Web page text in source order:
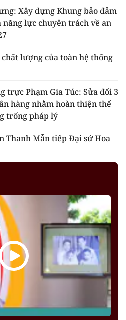
Xây dựng Khung bảo đảm
năng lực chuyên trách về an
chất lượng của toàn hệ thống
trực Phạm Gia Túc: Sửa đổi 3
hàng nhằm hoàn thiện thể
trống pháp lý
Thanh Mẫn tiếp Đại sứ Hoa